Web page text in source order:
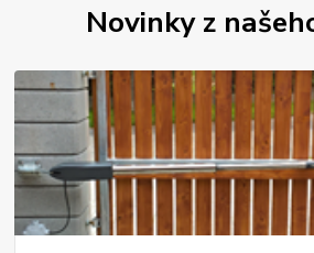
Novinky z